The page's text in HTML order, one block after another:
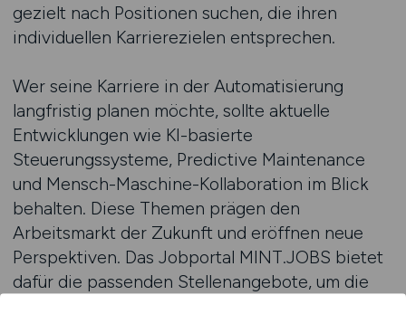
gezielt nach Positionen suchen, die ihren
individuellen Karrierezielen entsprechen.
Wer seine Karriere in der Automatisierung
langfristig planen möchte, sollte aktuelle
Entwicklungen wie KI-basierte
Steuerungssysteme, Predictive Maintenance
und Mensch-Maschine-Kollaboration im Blick
behalten. Diese Themen prägen den
Arbeitsmarkt der Zukunft und eröffnen neue
Perspektiven. Das Jobportal MINT.JOBS bietet
dafür die passenden Stellenangebote, um die